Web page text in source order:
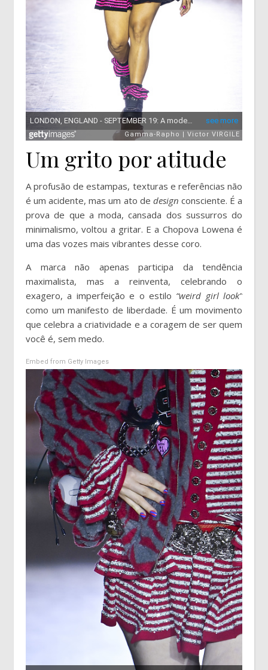
Um grito por atitude
A profusão de estampas, texturas e referências não
é um acidente, mas um ato de design consciente. É a
prova de que a moda, cansada dos sussurros do
minimalismo, voltou a gritar. E a Chopova Lowena é
uma das vozes mais vibrantes desse coro.
A marca não apenas participa da tendência
maximalista, mas a reinventa, celebrando o
exagero, a imperfeição e o estilo “weird girl look”
como um manifesto de liberdade. É um movimento
que celebra a criatividade e a coragem de ser quem
você é, sem medo.
Embed from Getty Images